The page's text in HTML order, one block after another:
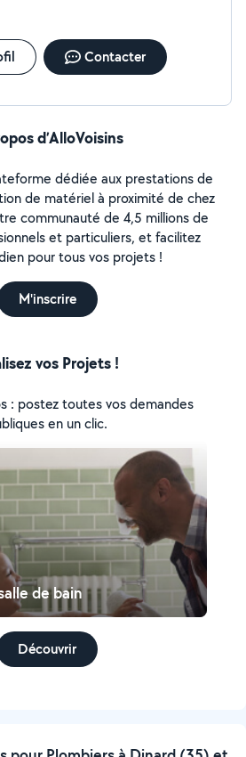
Contacter
d’AlloVoisins
dédiée aux prestations de
de matériel à proximité de chez
communauté de 4,5 millions de
et particuliers, et facilitez
pour tous vos projets !
M'inscrire
vos Projets !
: postez toutes vos demandes
en un clic.
de bain
Découvrir